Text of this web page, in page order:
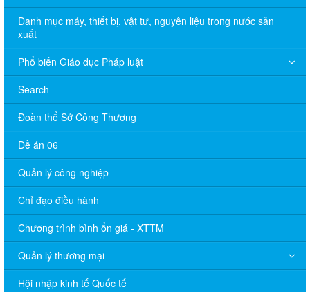
Danh mục máy, thiết bị, vật tư, nguyên liệu trong nước sản
xuất
Phổ biến Giáo dục Pháp luật
Search
Đoàn thể Sở Công Thương
Đề án 06
Quản lý công nghiệp
Chỉ đạo điều hành
Chương trình bình ổn giá - XTTM
Quản lý thương mại
Hội nhập kinh tế Quốc tế